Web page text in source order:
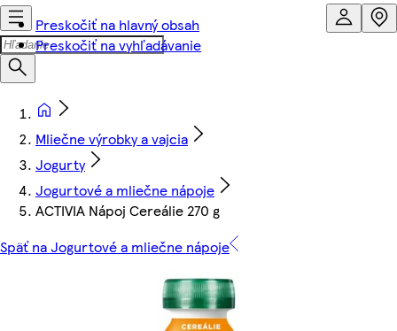
Preskočiť na hlavný obsah
Preskočiť na vyhľadávanie
Mliečne výrobky a vajcia
Jogurty
Jogurtové a mliečne nápoje
ACTIVIA Nápoj Cereálie 270 g
Späť na Jogurtové a mliečne nápoje